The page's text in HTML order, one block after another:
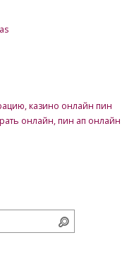
,казино онлайн пин
онлайн,пин ап онлайн